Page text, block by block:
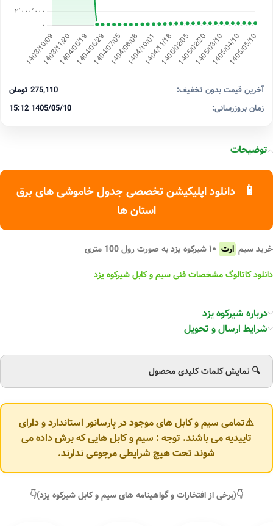
آخرین قیمت بدون تخفیف:
275,110 تومان
زمان بروزرسانی:
1405/05/10 15:12
توضیحات
📱
دانلود اپلیکیشن تخصصی جدول خاموشی های برق
استان ها
خرید سیم ارت
دانلود کاتالوگ مشخصات فنی سیم و کابل شیرکوه یزد
درباره شیرکوه یزد
شرایط ارسال و تحویل
🔍 نمایش کلمات کلیدی محصول
⚠️تمامی سیم و کابل های موجود در پارسانور استاندارد و دارای
تاییدیه می باشند. توجه : سیم و کابل هایی که برش داده می
شوند تحت هیچ شرایطی مرجوعی ندارند.
👇(برخی از افتخارات و گواهینامه های سیم و کابل شیرکوه یزد)👇